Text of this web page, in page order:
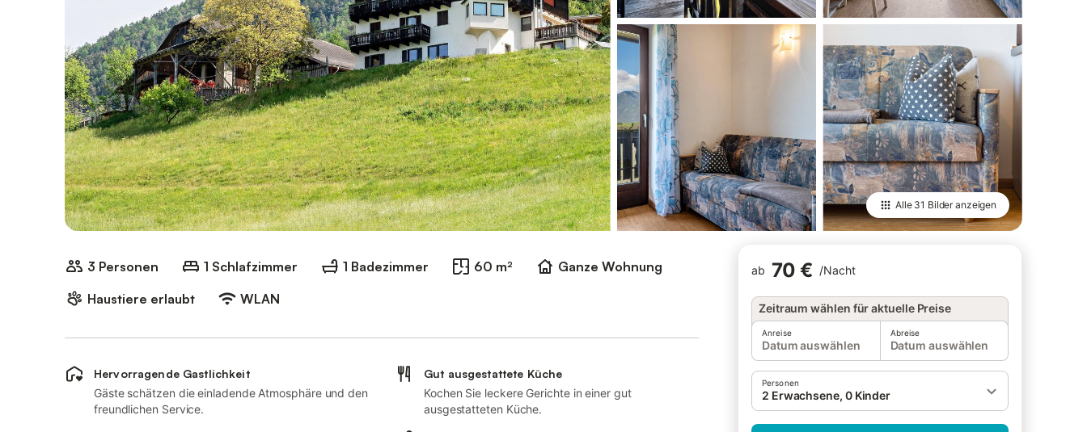
Alle 31 Bilderanzeigen
3 Personen 1 Schlafzimmer 1 Badezimmer 60 m²
Ganze Wohnung
Haustiere erlaubt
WLAN
ab 70 € /Nacht
Zeitraum wählen für aktuelle Preise
Anreise
Datum auswählen
Abreise
Datum auswählen
Personen
2 Erwachsene, 0 Kinder
Hervorragende Gastlichkeit
Gäste schätzen die einladende Atmosphäre und den
freundlichen Service.
Gut ausgestattete Küche
Kochen Sie leckere Gerichte in einer gut
ausgestatteten Küche.